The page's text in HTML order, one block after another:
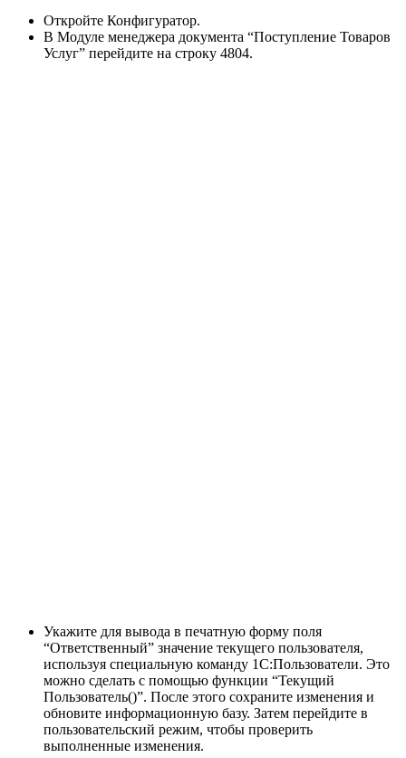
Откройте Конфигуратор.
В Модуле менеджера документа “Поступление Товаров
Услуг” перейдите на строку 4804.
Укажите для вывода в печатную форму поля
“Ответственный” значение текущего пользователя,
используя специальную команду 1С:Пользователи. Это
можно сделать с помощью функции “Текущий
Пользователь()”. После этого сохраните изменения и
обновите информационную базу. Затем перейдите в
пользовательский режим, чтобы проверить
выполненные изменения.